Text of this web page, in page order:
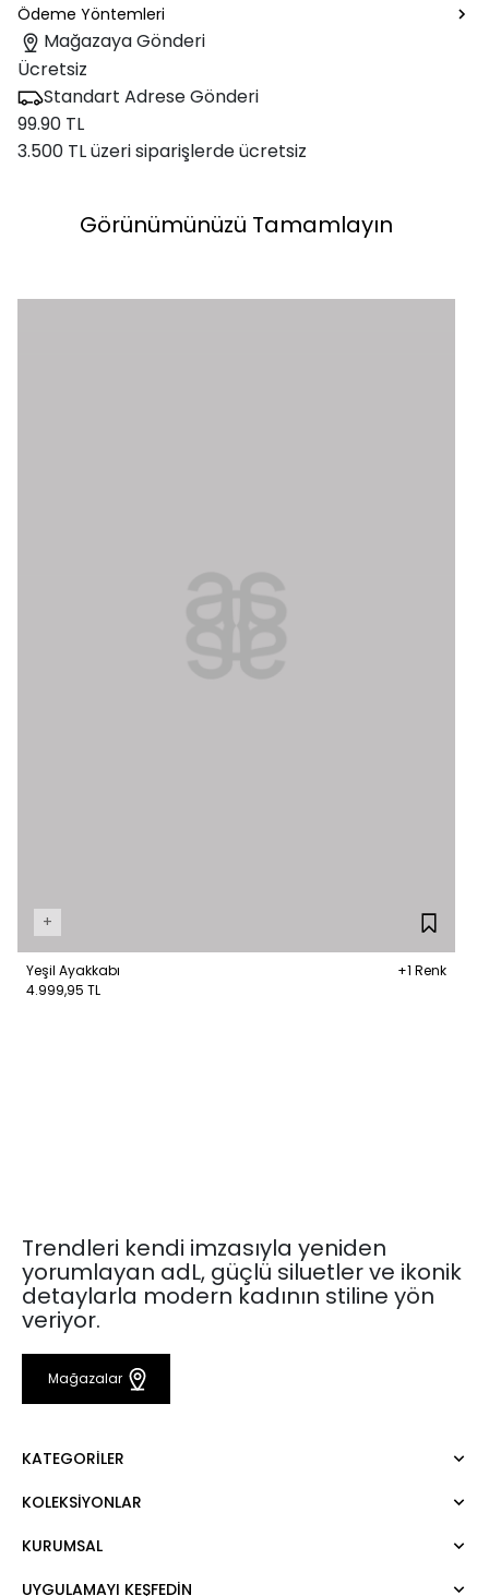
Ödeme Yöntemleri
Mağazaya Gönderi
Ücretsiz
Standart Adrese Gönderi
99.90 TL
3.500 TL üzeri siparişlerde ücretsiz
Görünümünüzü Tamamlayın
+
Yeşil Ayakkabı
+1 Renk
4.999,95 TL
Trendleri kendi imzasıyla yeniden
yorumlayan adL, güçlü siluetler ve ikonik
detaylarla modern kadının stiline yön
veriyor.
Mağazalar
KATEGORILER
Elbise
Pantolon
KOLEKSIYONLAR
Mert Aslan
KURUMSAL
UYGULAMAYI KEŞFEDİN